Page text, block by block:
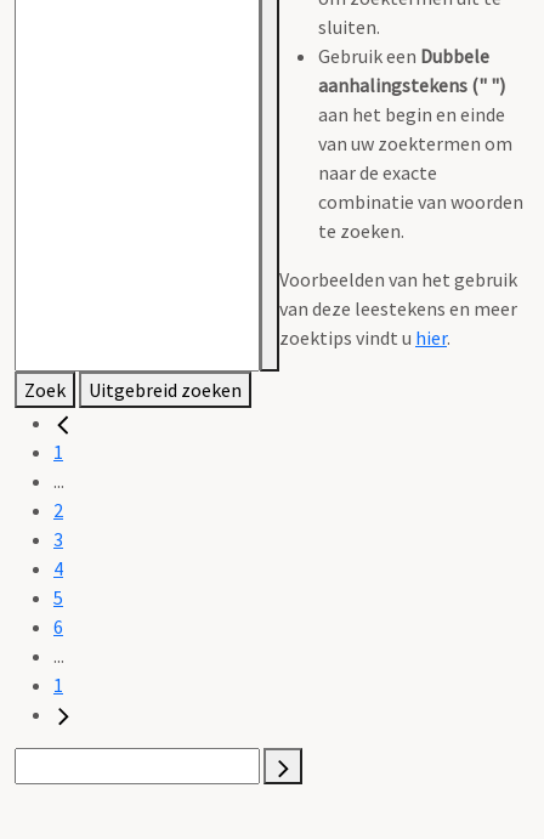
sluiten.
Gebruik een Dubbele
aanhalingstekens (" ")
aan het begin en einde
van uw zoektermen om
naar de exacte
combinatie van woorden
te zoeken.
Voorbeelden van het gebruik
van deze leestekens en meer
zoektips vindt u hier.
Zoek Uitgebreid zoeken
1
...
2
3
4
5
6
...
1